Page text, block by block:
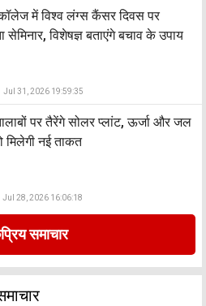
में विश्व लंग्स कैंसर दिवस पर
विशेषज्ञ बताएंगे बचाव के उपाय
Jul 31, 2026 19:59:35
पर तैरेंगे सोलर प्लांट, ऊर्जा और जल
मिलेगी नई ताकत
Jul 28, 2026 16:06:18
समाचार